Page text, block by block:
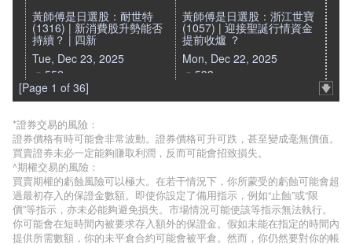
黃師傅是日選股：耐世特
(1316) | 新消費股升勢能否
持續？ | 四新
Tue, Dec 23, 2025
552
黃師傅是日選股：浙江世寶
(1057) | 迎接聖誕行情資金
提前收爐 ？
Mon, Dec 22, 2025
533
[Page 1 of 36]
*證券交易的風險：
證券價格有時可能會非常波動。證券價格可升可跌，甚至變成毫無價值。
買賣證券未必一定能夠賺取利潤，反而可能會招致損失。
^期權交易的風險：
買賣期權的虧蝕風險可以極大。在若干情況下，你所蒙受的虧蝕可能會超
過最初存入的保證金數額。即使你設定了備用指示，例如“止蝕”或“限
價”等指示，亦未必能夠避免損失。市場情況可能使該等指示無法執行。
你可能會在短時間內被要求存入額外的保證金。假如未能在指定的時間內
提供所需數額，你的未平倉合約可能會被平倉。然而，你仍然要對你的帳